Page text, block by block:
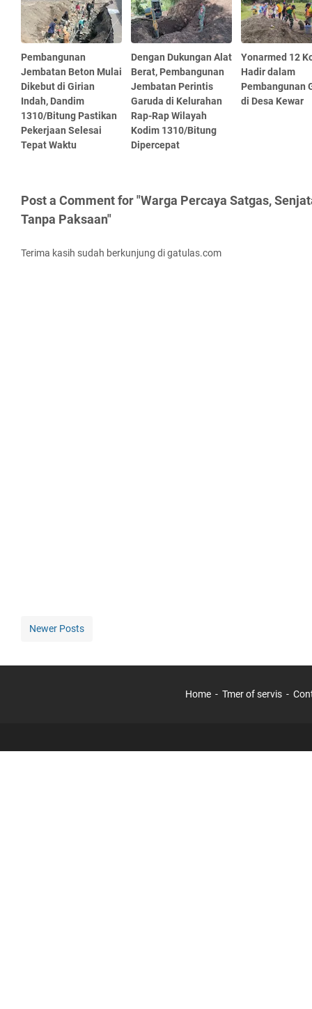
Pembangunan
Jembatan Beton Mulai
Dikebut di Girian
Indah, Dandim
1310/Bitung Pastikan
Pekerjaan Selesai
Tepat Waktu
Dengan Dukungan Alat
Berat, Pembangunan
Jembatan Perintis
Garuda di Kelurahan
Rap-Rap Wilayah
Kodim 1310/Bitung
Dipercepat
Yonarmed 12
Hadir dalam
Pembangunan
di Desa Kewar
Post a Comment for "Warga Percaya Satgas,
Tanpa Paksaan"
Terima kasih sudah berkunjung di gatulas.com
Newer Posts
Home Tmer of servis